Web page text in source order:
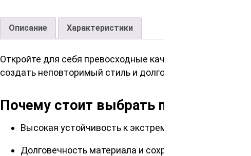
Описание Характеристики
Откройте для себя превосходные качества планкена
создать неповторимый стиль и долговечность
Почему стоит выбрать планкен
Высокая устойчивость к экстремальным
Долговечность материала и сохранение формы в